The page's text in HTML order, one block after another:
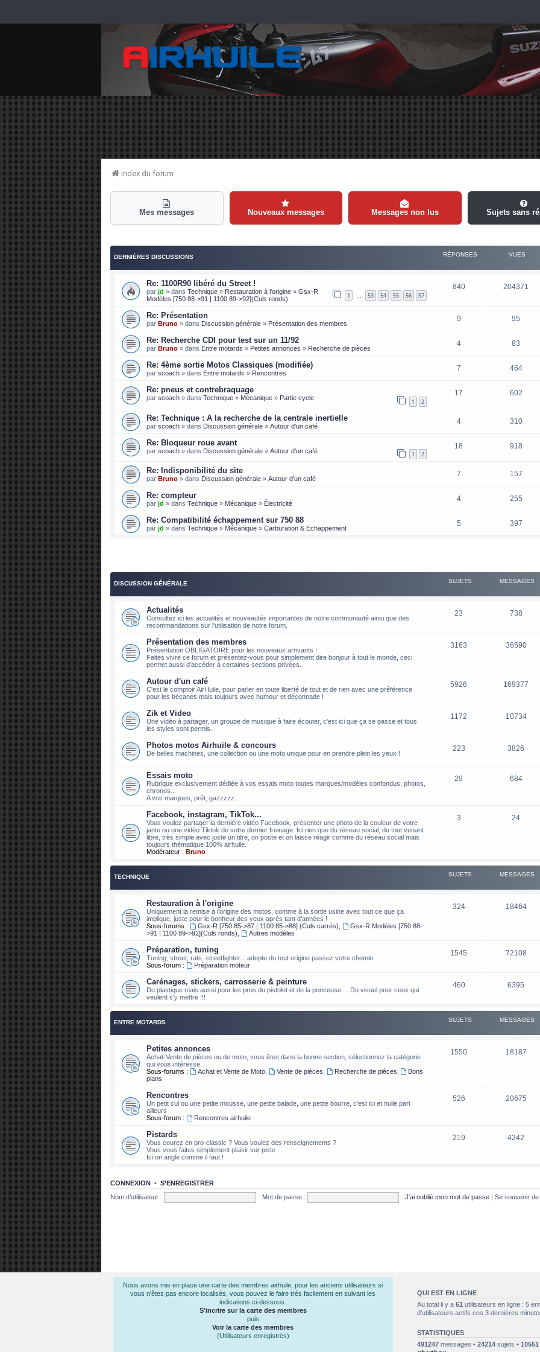
Index du forum
Mes messages Nouveaux messages Messages non lus Sujets sans
DERNIÈRES DISCUSSIONS RÉPONSES VUES
Re: 1100R90 libéré du Street !
1 … 53 54 55 56 57
par jd » dans Technique » Restauration à l'origine » Gsx-R
Modèles [750 88->91 | 1100 89->92](Culs ronds)
840 204371
Re: Présentation
par Bruno » dans Discussion générale » Présentation des membres
9 95
Re: Recherche CDI pour test sur un 11/92
par Bruno » dans Entre motards » Petites annonces » Recherche de pièces
4 83
Re: 4ème sortie Motos Classiques (modifiée)
par scoach » dans Entre motards » Rencontres
7 464
Re: pneus et contrebraquage
1 2
par scoach » dans Technique » Mécanique » Partie cycle
17 602
Re: Technique : A la recherche de la centrale inertielle
par scoach » dans Discussion générale » Autour d'un café
4 310
Re: Bloqueur roue avant
1 2
par scoach » dans Discussion générale » Autour d'un café
18 918
Re: Indisponibilité du site
par Bruno » dans Discussion générale » Autour d'un café
7 157
Re: compteur
par jd » dans Technique » Mécanique » Électricité
4 255
Re: Compatibilité échappement sur 750 88
par jd » dans Technique » Mécanique » Carburation & Echappement
5 397
DISCUSSION GÉNÉRALE SUJETS MESSAGES
Actualités
Consultez ici les actualités et nouveautés importantes de notre communauté ainsi que des
recommandations sur l'utilisation de notre forum.
23 738
Présentation des membres
Présentation OBLIGATOIRE pour les nouveaux arrivants !
Faites vivre ce forum et présentez-vous pour simplement dire bonjour à tout le monde, ceci
permet aussi d'accéder à certaines sections privées.
3163 36590
Autour d'un café
C'est le comptoir AirHuile, pour parler en toute liberté de tout et de rien avec une préférence
pour les bécanes mais toujours avec humour et déconnade !
5926 169377
Zik et Video
Une vidéo à partager, un groupe de musique à faire écouter, c'est ici que ça se passe et tous
les styles sont permis.
1172 10734
Photos motos Airhuile & concours
De belles machines, une collection ou une moto unique pour en prendre plein les yeux !
223 3826
Essais moto
Rubrique exclusivement dédiée à vos essais moto toutes marques/modèles confondus, photos,
chronos...
A vos marques, prêt, gazzzzz...
29 684
Facebook, instagram, TikTok...
Vous voulez partager la dernière vidéo Facebook, présenter une photo de la couleur de votre
jante ou une vidéo Tiktok de votre dernier freinage. Ici rien que du réseau social, du tout venant
libre, très simple avec juste un titre, on poste et on laisse réagir comme du réseau social mais
toujours thématique 100% airhuile.
Modérateur : Bruno
3 24
TECHNIQUE SUJETS MESSAGES
Restauration à l'origine
Uniquement la remise à l'origine des motos, comme à la sortie usine avec tout ce que ça
implique, juste pour le bonheur des yeux après tant d'années !
Sous-forums :
Gsx-R [750 85->87 | 1100 85->88] (Culs carrés)
Gsx-R Modèles [750 88-
>91 | 1100 89->92](Culs ronds)
Autres modèles
324 18464
Préparation, tuning
Tuning, street, rats, streetfighter... adepte du tout origine passez votre chemin
Sous-forum :
Préparation moteur
1545 72108
Carénages, stickers, carrosserie & peinture
Du plastique mais aussi pour les pros du pistolet et de la ponceuse ... Du visuel pour ceux qui
veulent s'y mettre !!!
460 6395
ENTRE MOTARDS SUJETS MESSAGES
Petites annonces
Achat-Vente de pièces ou de moto, vous êtes dans la bonne section, sélectionnez la catégorie
qui vous intéresse.
Sous-forums :
Achat et Vente de Moto, Vente de pièces Recherche de pièces
Bons
plans
1550 18187
Rencontres
Un petit cul ou une petite mousse, une petite balade, une petite bourre, c'est ici et nulle part
ailleurs
Sous-forum :
Rencontres airhuile
526 20675
Pistards
Vous courez en pro-classic ? Vous voulez des renseignements ?
Vous vous faites simplement plaisir sur piste ...
Ici on angle comme il faut !
219 4242
CONNEXION • S’ENREGISTRER
Nom d’utilisateur :
Mot de passe : J’ai oublié mon mot de passe | Se souvenir
Nous avons mis en place une carte des membres airhuile, pour les anciens utilisateurs si
vous n'êtes pas encore localisés, vous pouvez le faire très facilement en suivant les
indications ci-dessous.
S'incrire sur la carte des membres
puis
Voir la carte des membres
(Utilisateurs enregistrés)
QUI EST EN LIGNE
Au total il y a61 utilisateurs en ligne : 5
d’utilisateurs actifs ces 3 dernières
STATISTIQUES
491247 messages •24214 sujets •10551